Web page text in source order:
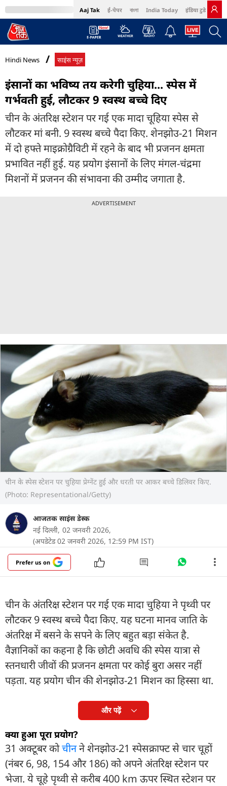
Aaj Tak ई-पेपर বাংলা India Today इंडिया टुडे हिंदी
MumbaiTak Cosmopolitan Harper's Bazaar Northeast
Hindi News साइंस न्यूज़
इंसानों का भविष्य तय करेगी चुहिया... स्पेस में
गर्भवती हुई, लौटकर 9 स्वस्थ बच्चे दिए
चीन के अंतरिक्ष स्टेशन पर गई एक मादा चूहिया स्पेस से
लौटकर मां बनी. 9 स्वस्थ बच्चे पैदा किए. शेनझोउ-21 मिशन
में दो हफ्ते माइक्रोग्रैविटी में रहने के बाद भी प्रजनन क्षमता
प्रभावित नहीं हुई. यह प्रयोग इंसानों के लिए मंगल-चंद्रमा
मिशनों में प्रजनन की संभावना की उम्मीद जगाता है.
ADVERTISEMENT
चीन के स्पेस स्टेशन पर चुहिया प्रेग्नेंट हुई और धरती पर आकर बच्चे डिलिवर किए.
(Photo: Representational/Getty)
आजतक साइंस डेस्क
नई दिल्ली, 02 जनवरी 2026,
(अपडेटेड 02 जनवरी 2026, 12:59 PM IST)
Prefer us on
चीन के अंतरिक्ष स्टेशन पर गई एक मादा चुहिया ने पृथ्वी पर
लौटकर 9 स्वस्थ बच्चे पैदा किए. यह घटना मानव जाति के
अंतरिक्ष में बसने के सपने के लिए बहुत बड़ा संकेत है.
वैज्ञानिकों का कहना है कि छोटी अवधि की स्पेस यात्रा से
स्तनधारी जीवों की प्रजनन क्षमता पर कोई बुरा असर नहीं
पड़ता. यह प्रयोग चीन की शेनझोउ-21 मिशन का हिस्सा था.
और पढ़ें
क्या हुआ पूरा प्रयोग?
31 अक्टूबर कोचीनने शेनझोउ-21 स्पेसक्राफ्ट से चार चूहों
(नंबर 6, 98, 154 और 186) को अपने अंतरिक्ष स्टेशन पर
भेजा. ये चूहे पृथ्वी से करीब 400 km ऊपर स्थित स्टेशन पर